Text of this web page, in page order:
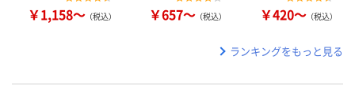
￥1,158～ （税込） ￥657～ （税込） ￥420～ （税込）
ランキングをもっと見る